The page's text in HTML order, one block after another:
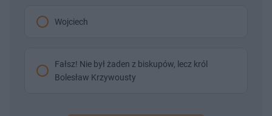
Wojciech
Fałsz! Nie był żaden z biskupów, lecz król
Bolesław Krzywousty